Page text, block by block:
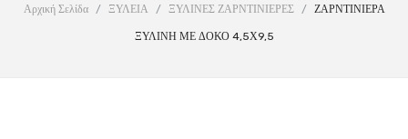
ΣΧΕΤΙΚΆ ΜΕ ΕΜΆΣ
ΕΠΙΚΟΙΝΩΝΊΑ
Αρχική Σελίδα / ΞΥΛΕΙΑ / ΞΥΛΙΝΕΣ ΖΑΡΝΤΙΝΙΕΡΕΣ / ΖΑΡΝΤΙΝΙΕΡΑ
ΞΥΛΙΝΗ ΜΕ ΔΟΚΟ 4,5Χ9,5